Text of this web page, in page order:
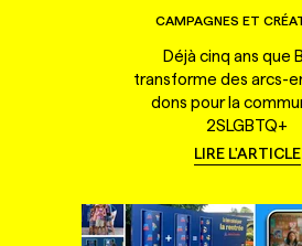
CAMPAGNES ET
Déjà cinq ans que
transforme des arcs-
dons pour la
2SLGBTQ+
LIRE L'ARTICLE